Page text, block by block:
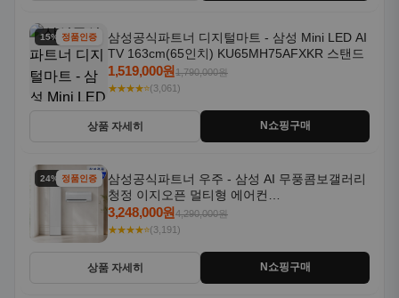
15% 할인정품인증
삼성공식파트너 디지털마트 - 삼성 Mini LED AI
TV 163cm(65인치) KU65MH75AFXKR 스탠드
1,519,000원1,790,000원
★★★★⭐(3,061)
상품 자세히 N쇼핑구매
24% 할인정품인증
삼성공식파트너 우주 - 삼성 AI 무풍콤보갤러리
청정 이지오픈 멀티형 에어컨
AF80F17D22WRS 기본설치포함
3,248,000원4,290,000원
★★★★⭐(3,191)
상품 자세히 N쇼핑구매